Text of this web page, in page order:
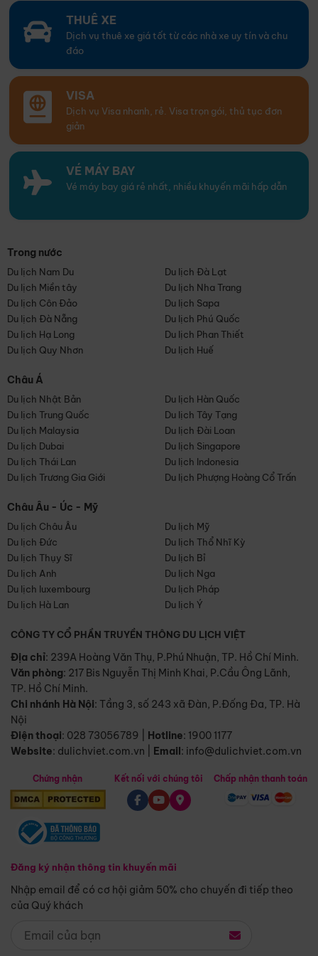
THUÊ XE
Dịch vụ thuê xe giá tốt từ các nhà xe uy tín và chu
đáo
VISA
Dịch vụ Visa nhanh, rẻ. Visa trọn gói, thủ tục đơn
giản
VÉ MÁY BAY
Vé máy bay giá rẻ nhất, nhiều khuyến mãi hấp dẫn
Trong nước
Du lịch Nam Du
Du lịch Đà Lạt
Du lịch Miền tây
Du lịch Nha Trang
Du lịch Côn Đảo
Du lịch Sapa
Du lịch Đà Nẵng
Du lịch Phú Quốc
Du lịch Hạ Long
Du lịch Phan Thiết
Du lịch Quy Nhơn
Du lịch Huế
Châu Á
Du lịch Nhật Bản
Du lịch Hàn Quốc
Du lịch Trung Quốc
Du lịch Tây Tạng
Du lịch Malaysia
Du lịch Đài Loan
Du lịch Dubai
Du lịch Singapore
Du lịch Thái Lan
Du lịch Indonesia
Du lịch Trương Gia Giới
Du lịch Phượng Hoàng Cổ Trấn
Châu Âu - Úc - Mỹ
Du lịch Châu Âu
Du lịch Mỹ
Du lịch Đức
Du lịch Thổ Nhĩ Kỳ
Du lịch Thụy Sĩ
Du lịch Bỉ
Du lịch Anh
Du lịch Nga
Du lịch luxembourg
Du lịch Pháp
Du lịch Hà Lan
Du lịch Ý
CÔNG TY CỔ PHẦN TRUYỀN THÔNG DU LỊCH VIỆT
Địa chỉ: 239A Hoàng Văn Thụ, P.Phú Nhuận, TP. Hồ Chí Minh.
Văn phòng: 217 Bis Nguyễn Thị Minh Khai, P.Cầu Ông Lãnh,
TP. Hồ Chí Minh.
Chi nhánh Hà Nội: Tầng 3, số 243 xã Đàn, P.Đống Đa, TP. Hà
Nội
Điện thoại: 028 73056789 Hotline: 1900 1177
Website: dulichviet.com.vn Email: info@dulichviet.com.vn
Chứng nhận
Đăng ký nhận thông tin khuyến mãi
Nhập email để có cơ hội giảm 50% cho chuyến đi tiếp theo
của Quý khách
Kết nối với chúng tôi Chấp nhận thanh toán